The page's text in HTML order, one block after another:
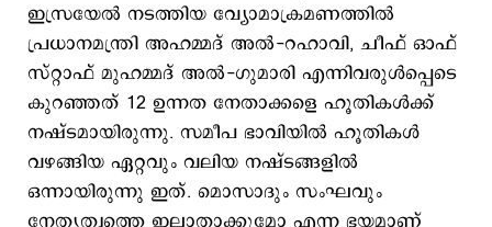
ഇസ്രയേല്‍ നടത്തിയ വ്യോമാക്രമണത്തിൽ
പ്രധാനമന്ത്രി അഹമ്മദ് അൽ-റഹാവി, ചീഫ് ഓഫ്
സ്റ്റാഫ് മുഹമ്മദ് അൽ-ഗുമാരി എന്നിവരുൾപ്പെടെ
കുറഞ്ഞത് 12 ഉന്നത നേതാക്കളെ ഹൂതികള്‍ക്ക്
നഷ്ടമായിരുന്നു. സമീപ ഭാവിയില്‍ ഹൂതികള്‍
വഴങ്ങിയ ഏറ്റവും വലിയ നഷ്ടങ്ങളിൽ
ഒന്നായിരുന്നു ഇത്. മൊസാദും സംഘവും
നേതൃത്വത്തെ ഇല്ലാതാക്കുമോ എന്ന ഭയമാണ്